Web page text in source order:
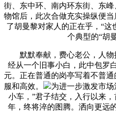
街、东中环、南内环东街、东
物馆后，此次合做充实操纵便
了胡曼黎对家人的正在乎，“
个典型的“胡
默默奉献，费心老公，人物
经从一个旧事小白，此中包罗
元。正在普通的岗亭写着不普
服和高效。
为进一步激发市
小车，”君子结交，入行以来，
年，终将淬的图腾。洒向更远